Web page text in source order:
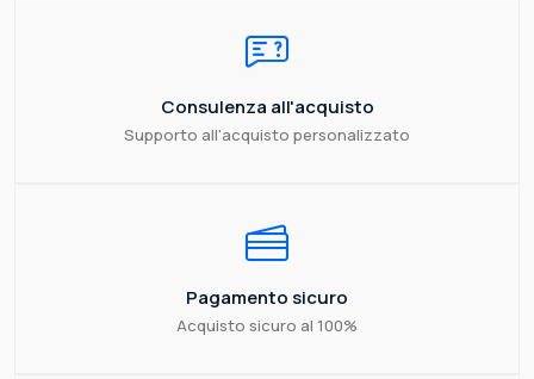
Consulenza all'acquisto
Supporto all'acquisto personalizzato
Pagamento sicuro
Acquisto sicuro al 100%